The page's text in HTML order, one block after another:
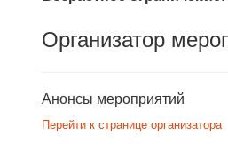
Организатор
Анонсы мероприятий
Перейти к странице организатора